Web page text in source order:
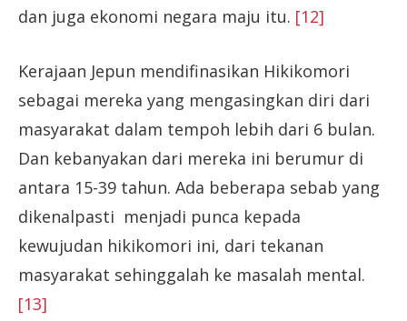
dan juga ekonomi negara maju itu. [12]
Kerajaan Jepun mendifinasikan Hikikomori
sebagai mereka yang mengasingkan diri dari
masyarakat dalam tempoh lebih dari 6 bulan.
Dan kebanyakan dari mereka ini berumur di
antara 15-39 tahun. Ada beberapa sebab yang
dikenalpasti menjadi punca kepada
kewujudan hikikomori ini, dari tekanan
masyarakat sehinggalah ke masalah mental.
[13]